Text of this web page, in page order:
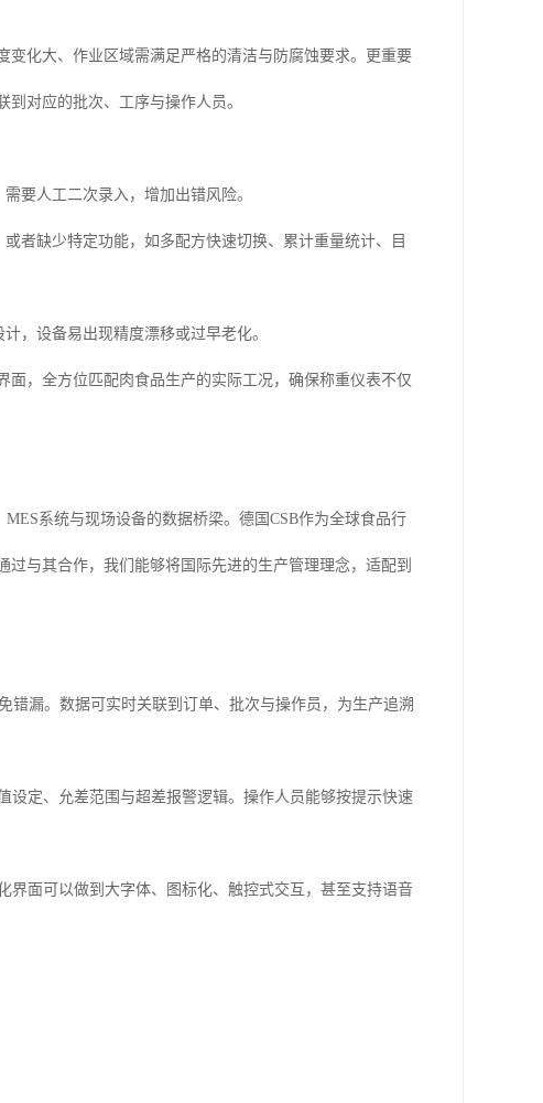
化大、作业区域需满足严格的清洁与防腐蚀要求。更重要
对应的批次、工序与操作人员。
要人工二次录入，增加出错风险。
者缺少特定功能，如多配方快速切换、累计重量统计、目
，设备易出现精度漂移或过早老化。
，全方位匹配肉食品生产的实际工况，确保称重仪表不仅
系统与现场设备的数据桥梁。德国CSB作为全球食品行
与其合作，我们能够将国际先进的生产管理理念，适配到
错漏。数据可实时关联到订单、批次与操作员，为生产追溯
设定、允差范围与超差报警逻辑。操作人员能够按提示快速
界面可以做到大字体、图标化、触控式交互，甚至支持语音